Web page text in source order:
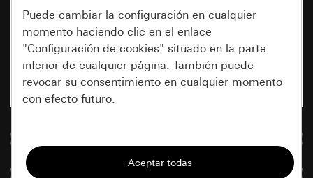
Puede cambiar la configuración en cualquier
momento haciendo clic en el enlace
"Configuración de cookies" situado en la parte
inferior de cualquier página. También puede
revocar su consentimiento en cualquier momento
con efecto futuro.
Todas las cookies que necesitamos para